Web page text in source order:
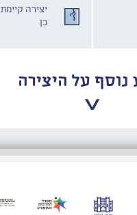
יצירה קיימת
כן
נוסף על היצירה